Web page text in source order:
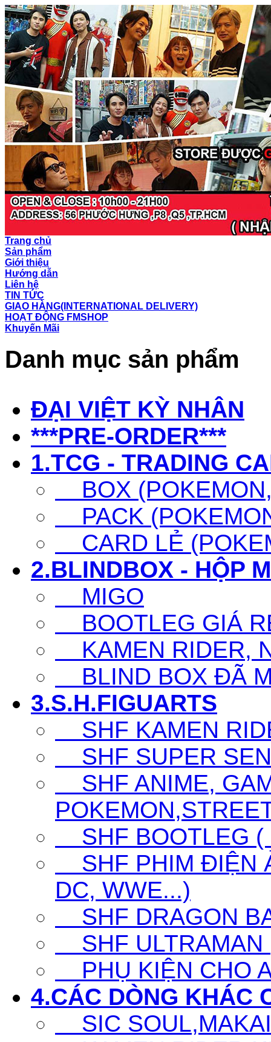
Trang chủ
Sản phẩm
Giới thiệu
Hướng dẫn
Liên hệ
TIN TỨC
GIAO HÀNG(INTERNATIONAL DELIVERY)
HOẠT ĐỘNG FMSHOP
Khuyến Mãi
Danh mục sản phẩm
ĐẠI VIỆT KỲ NHÂN
***PRE-ORDER***
1.TCG - TRADING
BOX
PACK
CARD LẺ
2.BLINDBOX - HỘP
MIGO
BOOTLEG GIÁ
KAMEN RIDER,
BLIND BOX ĐÃ
3.S.H.FIGUARTS
SHF KAMEN
SHF SUPER
SHF ANIME,
SHF BOOTLEG (
SHF PHIM ĐIỆN
DC, WWE...)
SHF DRAGON
SHF ULTRAMAN
PHỤ KIỆN CHO
4.CÁC DÒNG KHÁC
SIC